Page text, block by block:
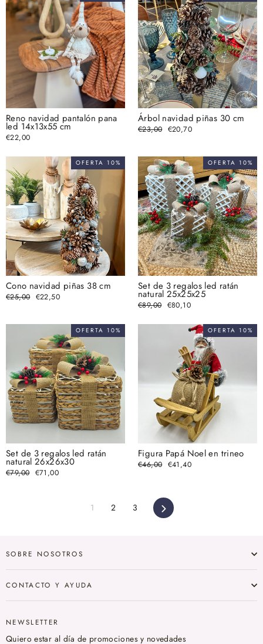
Reno navidad pantalón pana
led 14x13x55 cm
€22,00
Árbol navidad piñas 30 cm
Precio
habitual
€23,00 Precio
€20,70
OFERTA 10%
Cono navidad piñas 38 cm
Precio
habitual
€25,00 Precio
€22,50
OFERTA 10%
Set de 3 regalos led ratán
natural 25x25x25
Precio
habitual
€89,00 Precio
€80,10
OFERTA 10%
Set de 3 regalos led ratán
natural 26x26x30
Precio
habitual
€79,00 Precio
€71,00
OFERTA 10%
Figura Papá Noel en trineo
Precio
habitual
€46,00 Precio
€41,40
1 2 3 Siguiente
SOBRE NOSOTROS
CONTACTO Y AYUDA
NEWSLETTER
Quiero estar al día de promociones y novedades